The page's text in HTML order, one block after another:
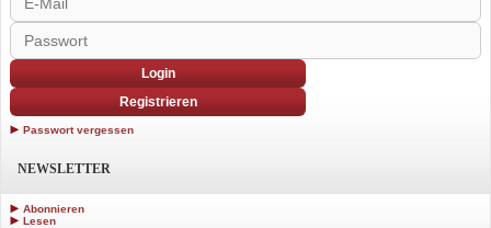
Login
Registrieren
Passwort vergessen
NEWSLETTER
Abonnieren
Lesen